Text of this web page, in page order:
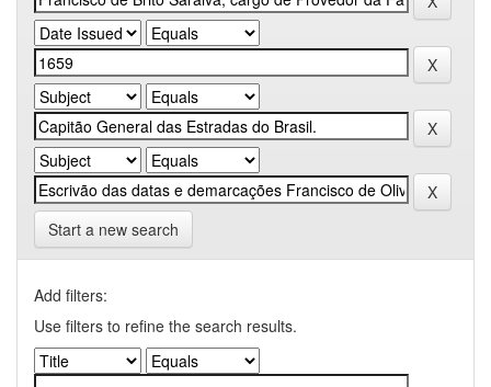
Start a new search
Add filters:
Use filters to refine the search results.